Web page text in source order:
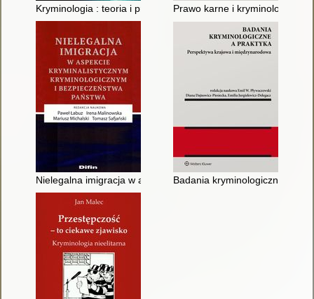
Kryminologia : teoria i praktyka Prawo karne i kryminologia
Nielegalna imigracja w aspekcie kryminalistycznym,
Badania kryminologiczne a